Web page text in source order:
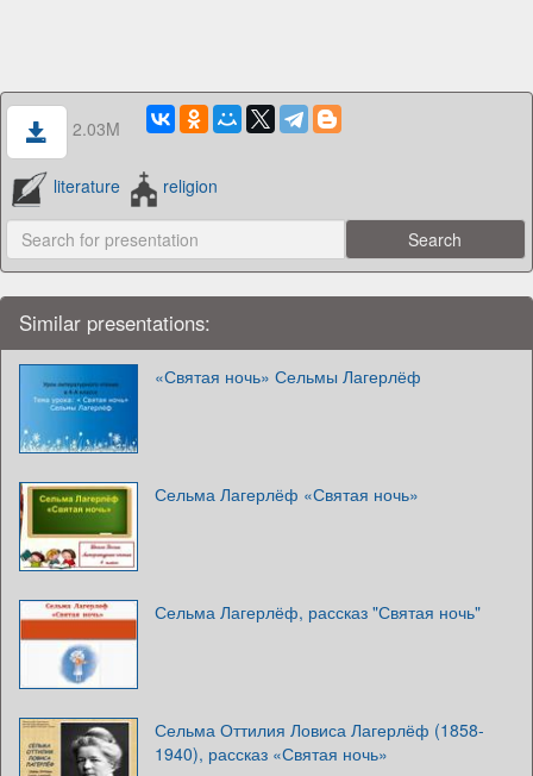
2.03M
literature religion
Similar presentations:
«Святая ночь» Сельмы Лагерлёф
Сельма Лагерлёф «Святая ночь»
Сельма Лагерлёф, рассказ "Святая ночь"
Сельма Оттилия Ловиса Лагерлёф (1858-
1940), рассказ «Святая ночь»